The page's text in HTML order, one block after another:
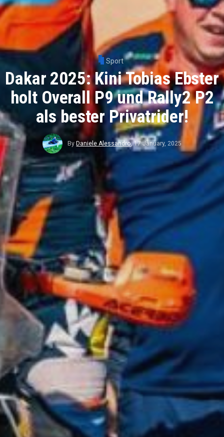
Sport
Dakar 2025: Kini Tobias Ebster
holt Overall P9 und Rally2 P2
als bester Privatrider!
ByDaniele Alessandro,17 January, 2025